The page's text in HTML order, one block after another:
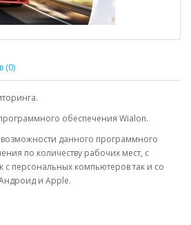
(0)
обеспечения Wialon.
возможности данного программного
по количеству рабочих мест, с
с персональных компьютеров так и со
и Apple.